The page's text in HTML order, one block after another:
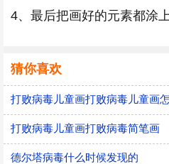
4、最后把画好的元素都涂
猜你喜欢
打败病毒儿童画打败病毒儿童画
打败病毒儿童画打败病毒简笔画
德尔塔病毒什么时候发现的